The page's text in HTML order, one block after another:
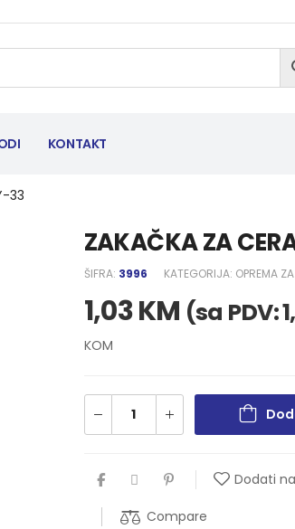
KONTAKT
33
ZAKAČKA ZA
ŠIFRA: 3996 KATEGORIJA: OPREMA
1,03KM (sa PDV:
KOM
Dodati
Compare